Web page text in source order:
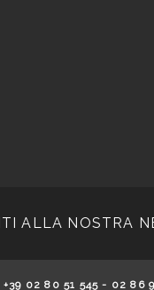
ALLA NOSTRA
+39 02 80 51 545 - 02 86